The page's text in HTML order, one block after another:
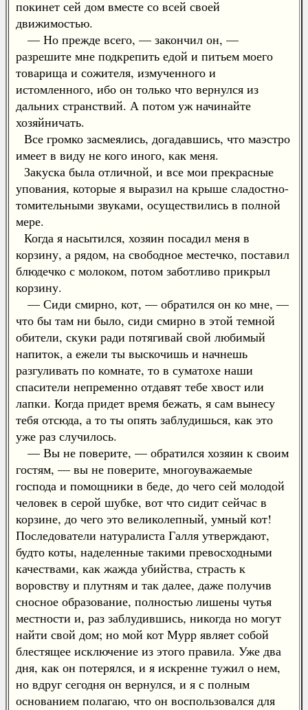
покинет сей дом вместе со всей своей
движимостью.
— Но прежде всего, — закончил он, —
разрешите мне подкрепить едой и питьем моего
товарища и сожителя, измученного и
истомленного, ибо он только что вернулся из
дальних странствий. А потом уж начинайте
хозяйничать.
Все громко засмеялись, догадавшись, что маэстро
имеет в виду не кого иного, как меня.
Закуска была отличной, и все мои прекрасные
упования, которые я выразил на крыше сладостно-
томительными звуками, осуществились в полной
мере.
Когда я насытился, хозяин посадил меня в
корзину, а рядом, на свободное местечко, поставил
блюдечко с молоком, потом заботливо прикрыл
корзину.
— Сиди смирно, кот, — обратился он ко мне, —
что бы там ни было, сиди смирно в этой темной
обители, скуки ради потягивай свой любимый
напиток, а ежели ты выскочишь и начнешь
разгуливать по комнате, то в суматохе наши
спасители непременно отдавят тебе хвост или
лапки. Когда придет время бежать, я сам вынесу
тебя отсюда, а то ты опять заблудишься, как это
уже раз случилось.
— Вы не поверите, — обратился хозяин к своим
гостям, — вы не поверите, многоуважаемые
господа и помощники в беде, до чего сей молодой
человек в серой шубке, вот что сидит сейчас в
корзине, до чего это великолепный, умный кот!
Последователи натуралиста Галля утверждают,
будто коты, наделенные такими превосходными
качествами, как жажда убийства, страсть к
воровству и плутням и так далее, даже получив
сносное образование, полностью лишены чутья
местности и, раз заблудившись, никогда но могут
найти свой дом; но мой кот Мурр являет собой
блестящее исключение из этого правила. Уже два
дня, как он потерялся, и я искренне тужил о нем,
но вдруг сегодня он вернулся, и я с полным
основанием полагаю, что он воспользовался для